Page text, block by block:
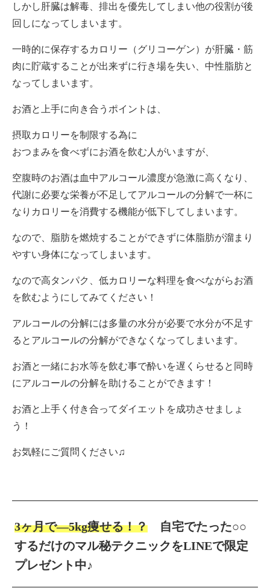
しかし肝臓は解毒、排出を優先してしまい他の役割が後
回しになってしまいます。
一時的に保存するカロリー（グリコーゲン）が肝臓・筋
肉に貯蔵することが出来ずに行き場を失い、中性脂肪と
なってしまいます。
お酒と上手に向き合うポイントは、
摂取カロリーを制限する為に
おつまみを食べずにお酒を飲む人がいますが、
空腹時のお酒は血中アルコール濃度が急激に高くなり、
代謝に必要な栄養が不足してアルコールの分解で一杯に
なりカロリーを消費する機能が低下してしまいます。
なので、脂肪を燃焼することができずに体脂肪が溜まり
やすい身体になってしまいます。
なので高タンパク、低カロリーな料理を食べながらお酒
を飲むようにしてみてください！
アルコールの分解には多量の水分が必要で水分が不足す
るとアルコールの分解ができなくなってしまいます。
お酒と一緒にお水等を飲む事で酔いを遅くらせると同時
にアルコールの分解を助けることができます！
お酒と上手く付き合ってダイエットを成功させましょ
う！
お気軽にご質問ください♫
3ヶ月で―5kg痩せる！？ 自宅でたった○○
するだけのマル秘テクニックをLINEで限定
プレゼント中♪